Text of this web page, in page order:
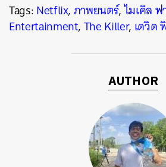
Tags:Netflix,ภาพยนตร์,ไมเคิล ฟ
Entertainment,The Killer, เดวิด
AUTHOR